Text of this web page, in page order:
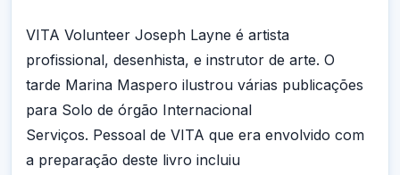
VITA Volunteer Joseph Layne é artista
profissional, desenhista, e instrutor de arte. O
tarde Marina Maspero ilustrou várias publicações
para Solo de órgão Internacional
Serviços. Pessoal de VITA que era envolvido com
a preparação deste livro incluiu